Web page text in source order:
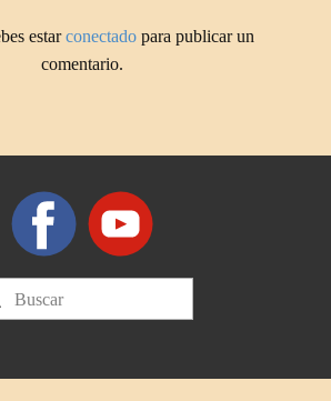
estarconectado para publicar un
comentario.